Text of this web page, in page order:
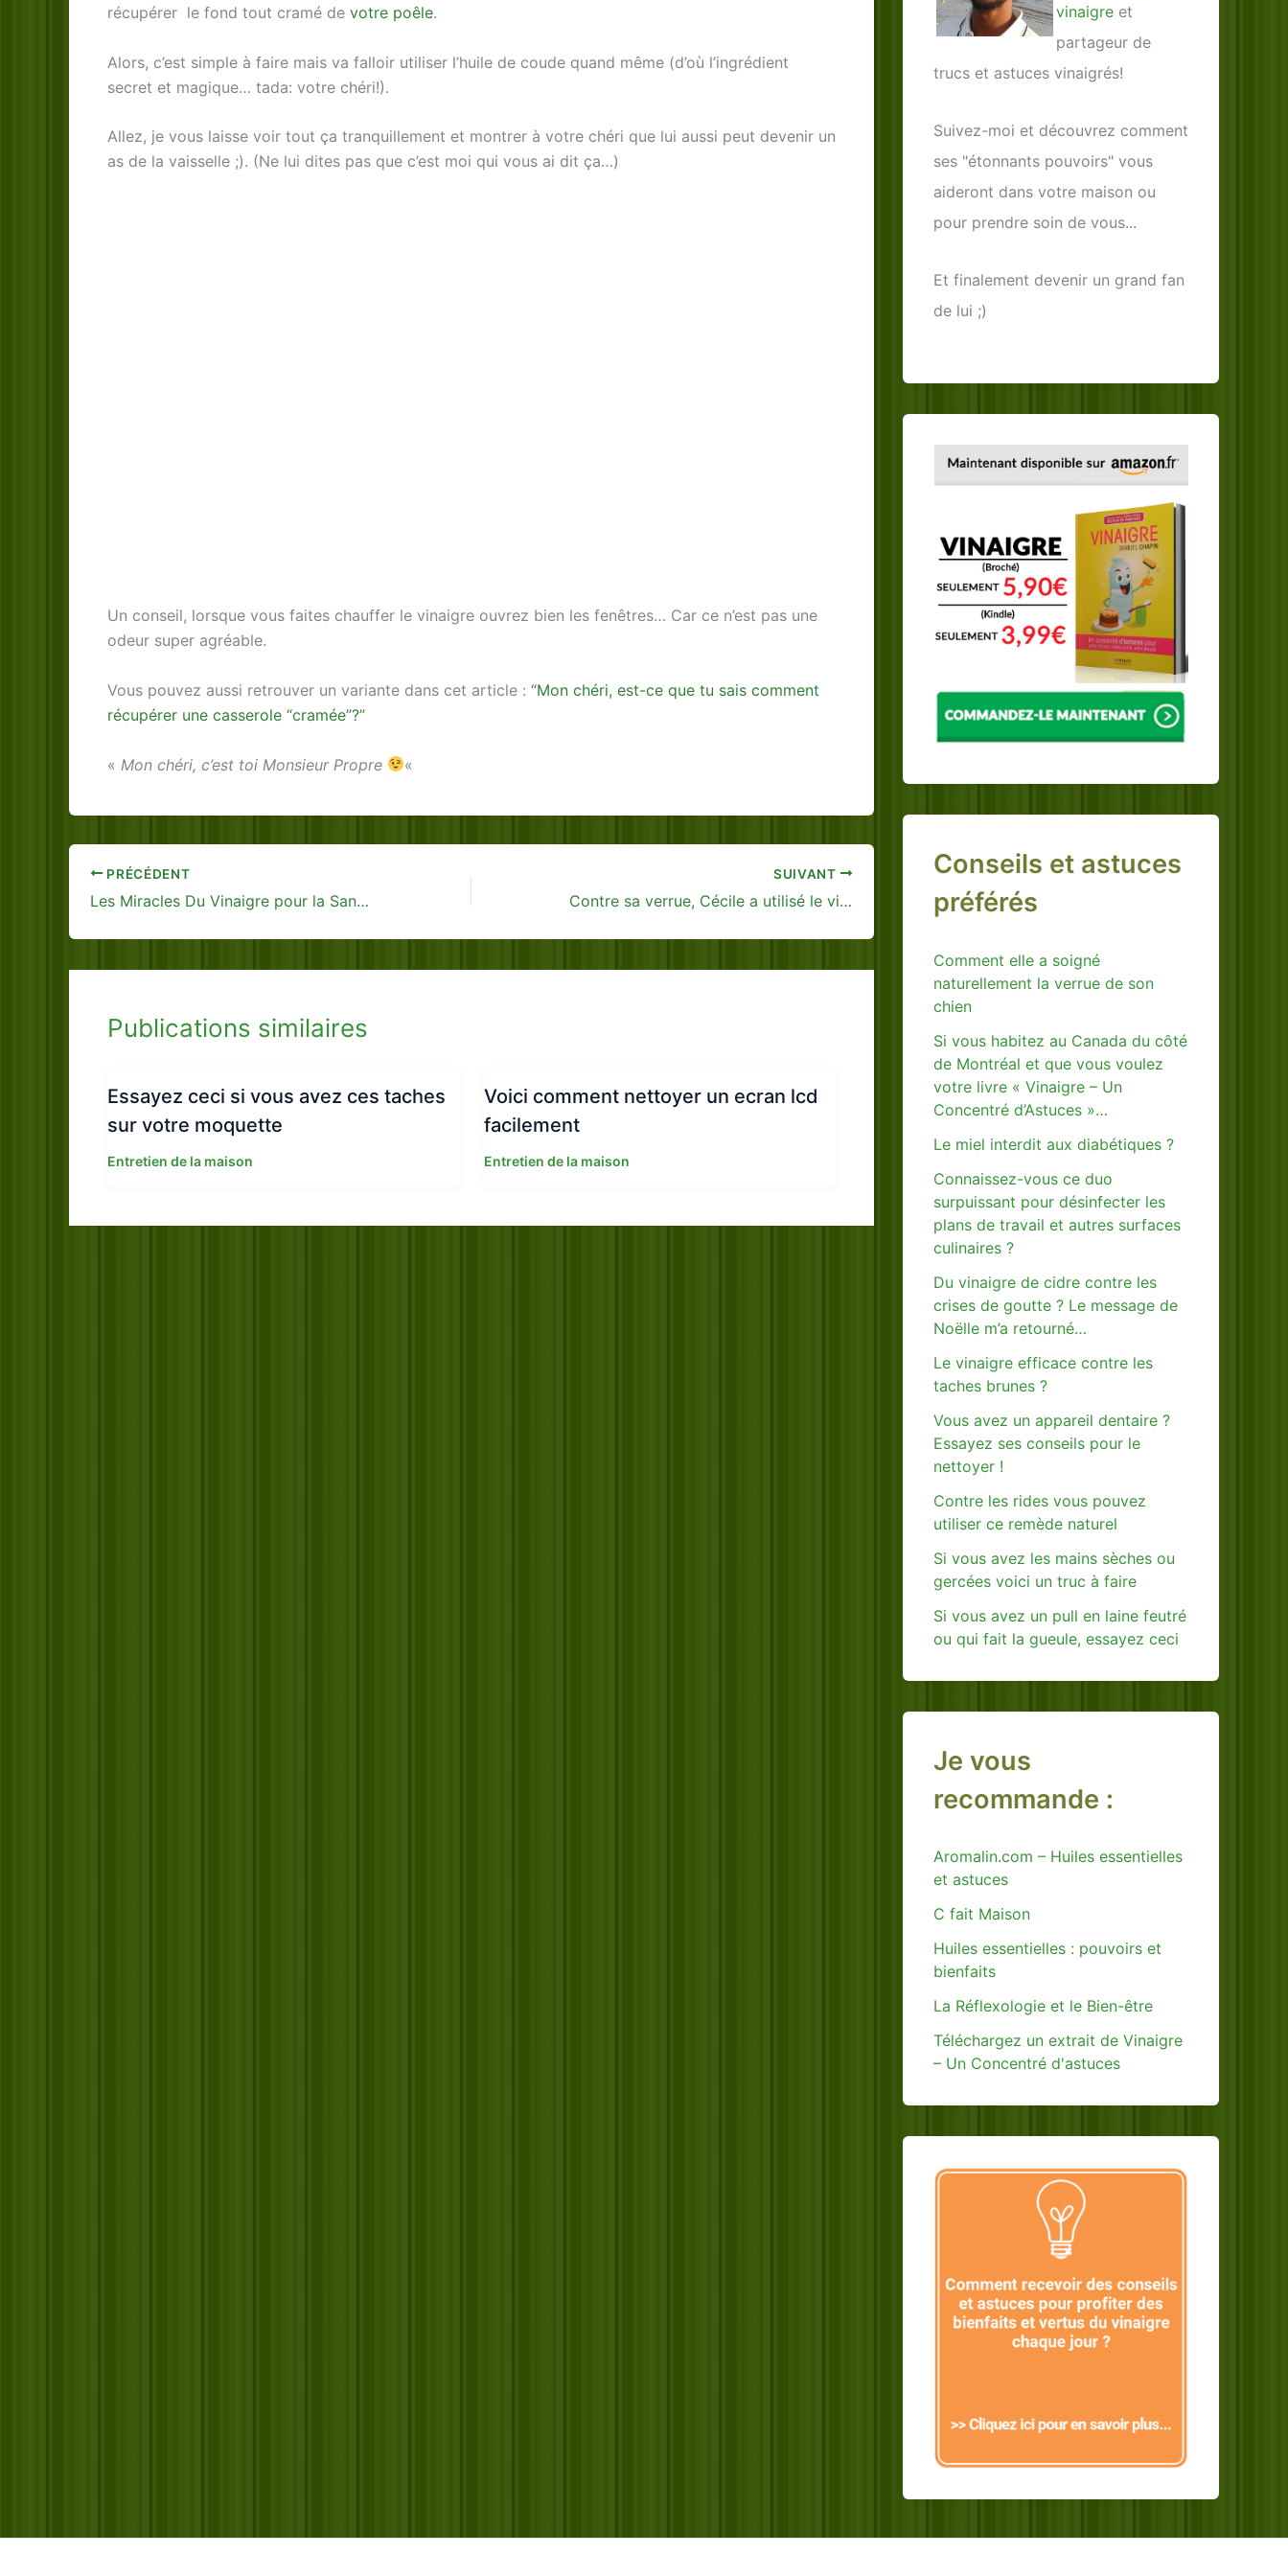
récupérer le fond tout cramé de votre poêle.
Alors, c’est simple à faire mais va falloir utiliser l’huile de coude quand même (d’où l’ingrédient
secret et magique… tada: votre chéri!).
Allez, je vous laisse voir tout ça tranquillement et montrer à votre chéri que lui aussi peut devenir un
as de la vaisselle ;). (Ne lui dites pas que c’est moi qui vous ai dit ça…)
Un conseil, lorsque vous faites chauffer le vinaigre ouvrez bien les fenêtres… Car ce n’est pas une
odeur super agréable.
Vous pouvez aussi retrouver un variante dans cet article : “Mon chéri, est-ce que tu sais comment
récupérer une casserole “cramée”?”
« Mon chéri, c’est toi Monsieur Propre «
PRÉCÉDENT
Les Miracles Du Vinaigre pour la Santé – Téléchargez-le Gratuitement
SUIVANT
Contre sa verrue, Cécile a utilisé le vinaigre blanc de cette manière
Publications similaires
Essayez ceci si vous avez ces taches
sur votre moquette
Entretien de la maison
Voici comment nettoyer un ecran lcd
facilement
Entretien de la maison
vinaigre et
partageur de
trucs et astuces vinaigrés!
Suivez-moi et découvrez comment
ses "étonnants pouvoirs" vous
aideront dans votre maison ou
pour prendre soin de vous...
Et finalement devenir un grand fan
de lui ;)
Conseils et astuces
préférés
Comment elle a soigné
naturellement la verrue de son
chien
Si vous habitez au Canada du côté
de Montréal et que vous voulez
votre livre « Vinaigre – Un
Concentré d’Astuces »…
Le miel interdit aux diabétiques ?
Connaissez-vous ce duo
surpuissant pour désinfecter les
plans de travail et autres surfaces
culinaires ?
Du vinaigre de cidre contre les
crises de goutte ? Le message de
Noëlle m’a retourné…
Le vinaigre efficace contre les
taches brunes ?
Vous avez un appareil dentaire ?
Essayez ses conseils pour le
nettoyer !
Contre les rides vous pouvez
utiliser ce remède naturel
Si vous avez les mains sèches ou
gercées voici un truc à faire
Si vous avez un pull en laine feutré
ou qui fait la gueule, essayez ceci
Je vous
recommande :
Aromalin.com – Huiles essentielles
et astuces
C fait Maison
Huiles essentielles : pouvoirs et
bienfaits
La Réflexologie et le Bien-être
Téléchargez un extrait de Vinaigre
– Un Concentré d'astuces